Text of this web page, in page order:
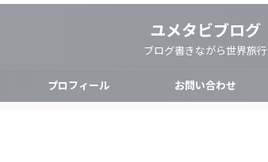
ユメタビブログ
ブログ書きながら世界旅行
プロフィール お問い合わせ